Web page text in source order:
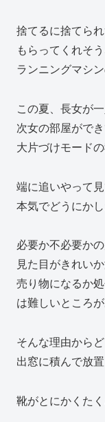
捨てるに捨てら
もらってくれそ
ランニングマシ
この夏、長女が
次女の部屋がで
大片づけモード
端に追いやって
本気でどうにか
必要か不必要か
見た目がきれい
売り物になるか
は難しいところが
そんな理由から
出窓に積んで放置
靴がとにかくた